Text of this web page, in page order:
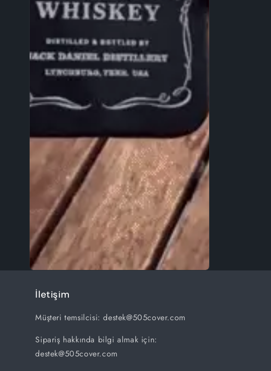
İletişim
Müşteri temsilcisi: destek@505cover.com
Sipariş hakkında bilgi almak için:
destek@505cover.com